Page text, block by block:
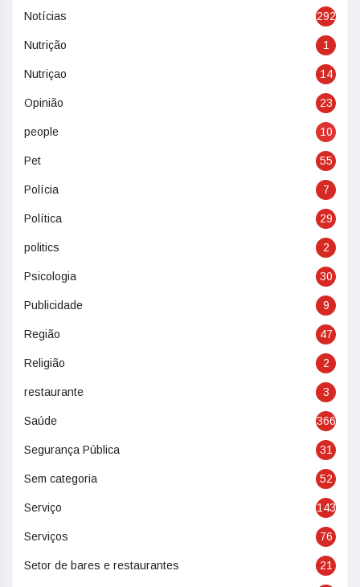
Notícias 292
Nutrição 1
Nutriçao 14
Opinião 23
people 10
Pet 55
Polícia 7
Política 29
politics 2
Psicologia 30
Publicidade 9
Região 47
Religião 2
restaurante 3
Saúde 366
Segurança Pública 31
Sem categoria 52
Serviço 143
Serviços 76
Setor de bares e restaurantes 21